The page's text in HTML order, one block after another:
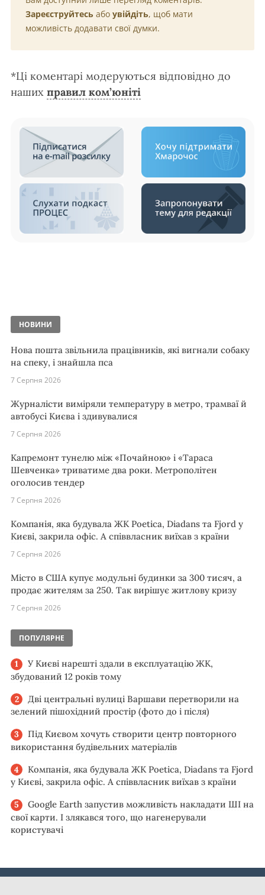
Зареєструйтесь або увійдіть, щоб мати
можливість додавати свої думки.
*Ці коментарі модеруються відповідно до
наших правил ком’юніті
НОВИНИ
Нова пошта звільнила працівників, які вигнали собаку
на спеку, і знайшла пса
7 Серпня 2026
Журналісти виміряли температуру в метро, трамваї й
автобусі Києва і здивувалися
7 Серпня 2026
Капремонт тунелю між «Почайною» і «Тараса
Шевченка» триватиме два роки. Метрополітен
оголосив тендер
7 Серпня 2026
Компанія, яка будувала ЖК Poetica, Diadans та Fjord у
Києві, закрила офіс. А співвласник виїхав з країни
7 Серпня 2026
Місто в США купує модульні будинки за 300 тисяч, а
продає жителям за 250. Так вирішує житлову кризу
7 Серпня 2026
ПОПУЛЯРНЕ
У Києві нарешті здали в експлуатацію ЖК,
збудований 12 років тому
Дві центральні вулиці Варшави перетворили на
зелений пішохідний простір (фото до і після)
Під Києвом хочуть створити центр повторного
використання будівельних матеріалів
Компанія, яка будувала ЖК Poetica, Diadans та Fjord
у Києві, закрила офіс. А співвласник виїхав з країни
Google Earth запустив можливість накладати ШІ на
свої карти. І злякався того, що нагенерували
користувачі